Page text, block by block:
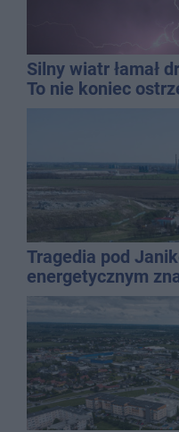
Silny wiatr łamał
To nie koniec
Tragedia pod
energetycznym
mężczyzny